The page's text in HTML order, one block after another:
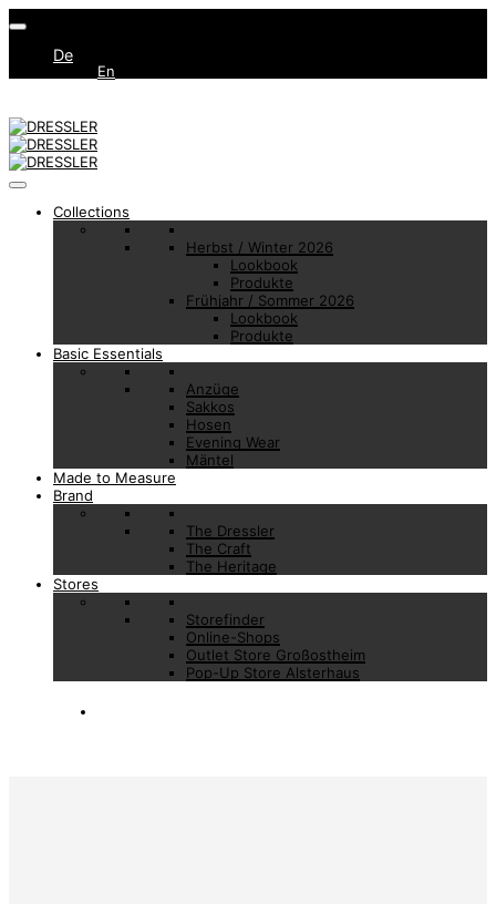
De
En
Collections
Herbst / Winter 2026
Lookbook
Produkte
Frühjahr / Sommer 2026
Lookbook
Produkte
Basic Essentials
Anzüge
Sakkos
Hosen
Evening Wear
Mäntel
Made to Measure
Brand
The Dressler
The Craft
The Heritage
Stores
Storefinder
Online-Shops
Outlet Store Großostheim
Pop-Up Store Alsterhaus